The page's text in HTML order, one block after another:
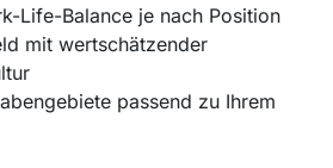
Life-Balance je nach Position
mit wertschätzender
passend zu Ihrem